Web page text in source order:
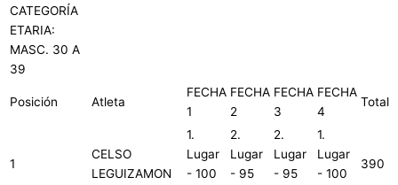
CATEGORÍA
ETARIA:
MASC. 30 A
39
Posición Atleta
FECHA
1
FECHA
2
FECHA
3
FECHA
4
Total
1
CELSO
LEGUIZAMON
1.
Lugar
- 100
2.
Lugar
- 95
2.
Lugar
- 95
1.
Lugar
- 100
390